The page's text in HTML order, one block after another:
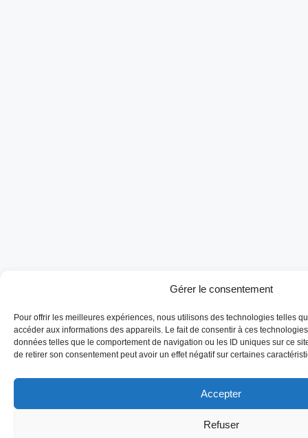
Gérer le consentement
Pour offrir les meilleures expériences, nous utilisons des technologies telles
accéder aux informations des appareils. Le fait de consentir à ces
données telles que le comportement de navigation ou les ID uniques sur ce
de retirer son consentement peut avoir un effet négatif sur certaines
Accepter
Refuser